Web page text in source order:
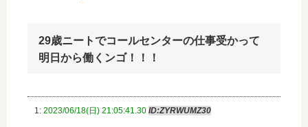
29歳ニートでコールセンターの仕事受かって
明日から働くンゴ！！！
1: 2023/06/18(日) 21:05:41.30 ID:ZYRWUMZ30